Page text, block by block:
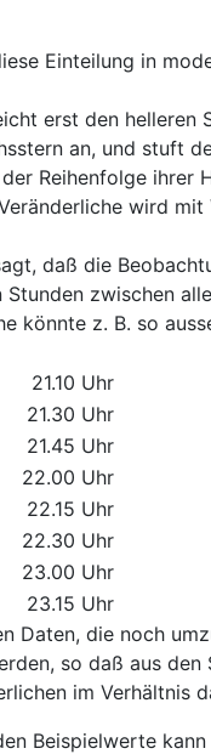
Einteilung in
erst den
an, und stuft
Reihenfolge ihrer
wird mit
daß die
zwischen
könnte z. B. so
21.10 Uhr
21.30 Uhr
21.45 Uhr
22.00 Uhr
22.15 Uhr
22.30 Uhr
23.00 Uhr
23.15 Uhr
Daten, die noch
so daß aus
im Verhältnis
Beispielwerte